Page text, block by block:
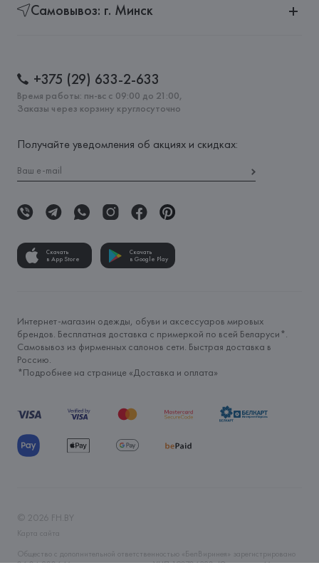
Самовывоз: г. Минск
+375 (29) 633-2-633
Время работы: пн-вс с 09:00 до 21:00,
Заказы через корзину круглосуточно
Получайте уведомления об акциях и скидках:
Скачать
в App Store
Скачать
в Google Play
Интернет-магазин одежды, обуви и аксессуаров мировых
брендов. Бесплатная доставка с примеркой по всей Беларуси*.
Самовывоз из фирменных салонов сети. Быстрая доставка в
Россию.
*Подробнее на странице «Доставка и оплата»
© 2026 FH.BY
Карта сайта
Общество с дополнительной ответственностью «БелВиринея» зарегистрировано
06.04.2006 Минским горисполкомом. УНП 190706320. Юр.адрес: г. Минск, ул.